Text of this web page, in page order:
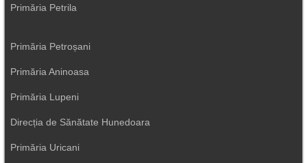
Primăria Petrila
Primăria Petroșani
Primăria Aninoasa
Primăria Lupeni
Direcția de Sănătate Hunedoara
Primăria Uricani